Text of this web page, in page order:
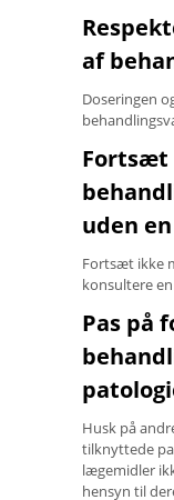
af
Doseringen
Fortsæt
uden
Fortsæt ikke
konsultere
Pas på
Husk på
tilknyttede
lægemidler
hensyn til